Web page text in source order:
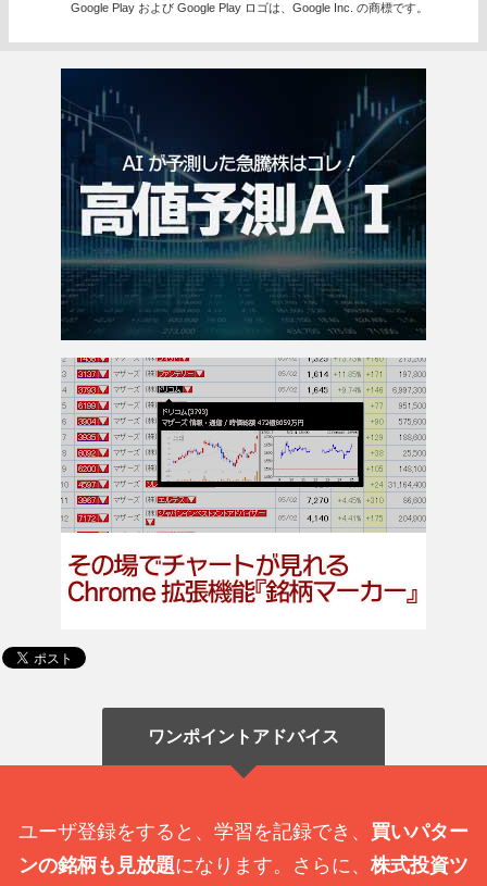
Google Play および Google Play ロゴは、Google Inc. の商標です。
ワンポイントアドバイス
ユーザ登録をすると、学習を記録でき、 買いパター
ンの銘柄も見放題になります。さらに、 株式投資ツ